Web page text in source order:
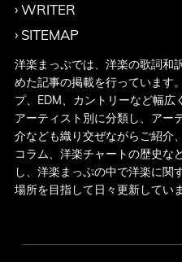
WRITER
SITEMAP
洋楽まっぷでは、洋楽の歌詞和
めた記事の掲載を行っています
プ、EDM、カントリーなど幅
アーティスト別に分類し、アー
介なども織り交ぜながらご紹介
コラム、洋楽チャートの歴史な
し、洋楽まっぷの中で洋楽に関
場所を目指して日々更新していま